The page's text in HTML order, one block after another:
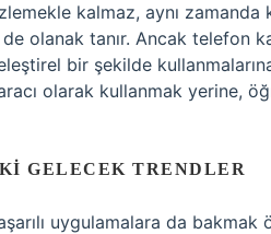
kalmaz, aynı zamanda
olanak tanır. Ancak telefon
bir şekilde
olarak kullanmak yerine,
GELECEK TRENDLER
uygulamalara da bakmak